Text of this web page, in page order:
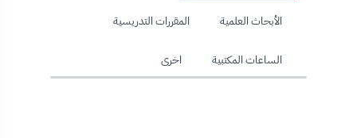
الأبحاث العلمية المقررات التدريسية
الساعات المكتبية اخرى